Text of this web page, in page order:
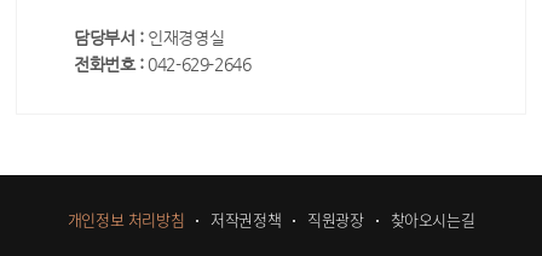
담당부서 : 인재경영실
전화번호 : 042-629-2646
개인정보 처리방침 저작권정책 직원광장 찾아오시는길